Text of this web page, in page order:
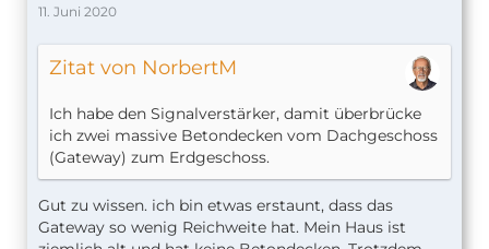
11. Juni 2020
Zitat von NorbertM
Ich habe den Signalverstärker, damit überbrücke
ich zwei massive Betondecken vom Dachgeschoss
(Gateway) zum Erdgeschoss.
Gut zu wissen. ich bin etwas erstaunt, dass das
Gateway so wenig Reichweite hat. Mein Haus ist